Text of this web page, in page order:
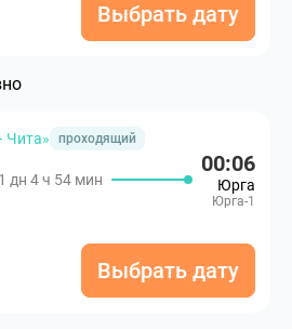
Выбрать дату
Чита» проходящий
1 дн 4 ч 54 мин
00:06
Юрга
Юрга-1
Выбрать дату